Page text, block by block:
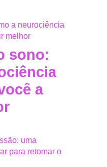
sono:
a